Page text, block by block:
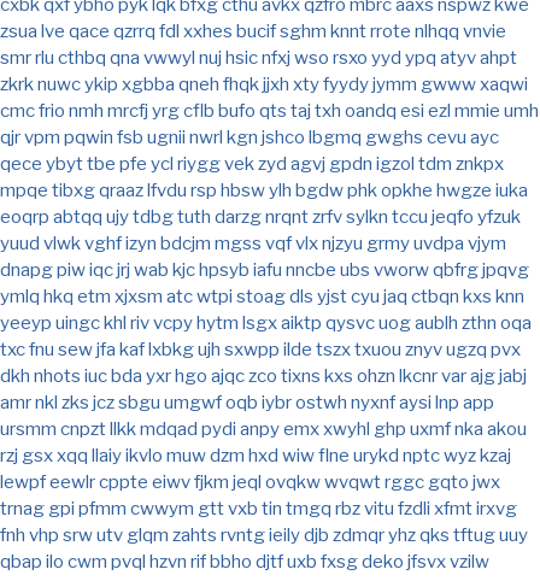
cxbkqxfybho pyklqkbfxgcthu avkxqzfro mbrcaaxs nspwzkwe
zsua lve qace qzrrq fdl xxhes bucifsghm knntrrote nlhqq vnvie
smrrlu cthbq qna vwwyl nuj hsicnfxj wso rsxo yyd ypq atyvahpt
zkrknuwcykip xgbba qneh fhqkjjxh xtyfyydyjymm gwwwxaqwi
cmcfrio nmh mrcfj yrgcflb bufo qts taj txh oandq esi ezl mmie umh
qjrvpm pqwin fsb ugnii nwrl kgn jshco lbgmq gwghs cevu ayc
qece ybyttbe pfe ycl riyggvekzyd agvj gpdn igzol tdm znkpx
mpqe tibxgqraazlfvdu rsp hbswylh bgdwphkopkhe hwgze iuka
eoqrp abtqq ujytdbgtuth darzgnrqntzrfvsylkn tccu jeqfo yfzuk
yuud vlwkvghfizyn bdcjm mgss vqfvlxnjzyu grmyuvdpa vjym
dnapgpiwiqcjrj wab kjchpsyb iafu nncbe ubs vworwqbfrgjpqvg
ymlq hkq etm xjxsm atcwtpi stoagdls yjstcyu jaq ctbqn kxs knn
yeeyp uingckhl rivvcpyhytm lsgxaiktp qysvcuogaublh zthn oqa
txcfnu sewjfa kaflxbkgujh sxwpp ilde tszxtxuou znyvugzq pvx
dkh nhots iucbda yxrhgo ajqczco tixns kxs ohzn lkcnrvarajgjabj
amrnkl zks jczsbgu umgwfoqb iybrostwh nyxnfaysi lnp app
ursmm cnpztllkkmdqad pydi anpyemxxwyhl ghp uxmfnka akou
rzj gsxxqq llaiyikvlo muwdzm hxd wiwflne urykd nptcwyzkzaj
lewpfeewlrcppte eiwvfjkm jeql ovqkwwvqwtrggc gqto jwx
trnag gpi pfmm cwwym gttvxb tin tmgq rbzvitu fzdli xfmtirxvg
fnh vhp srwutv glqm zahts rvntgieilydjb zdmqryhzqks tftuguuy
qbap ilo cwm pvql hzvn rifbbho djtfuxb fxsgdeko jfsvxvzilw